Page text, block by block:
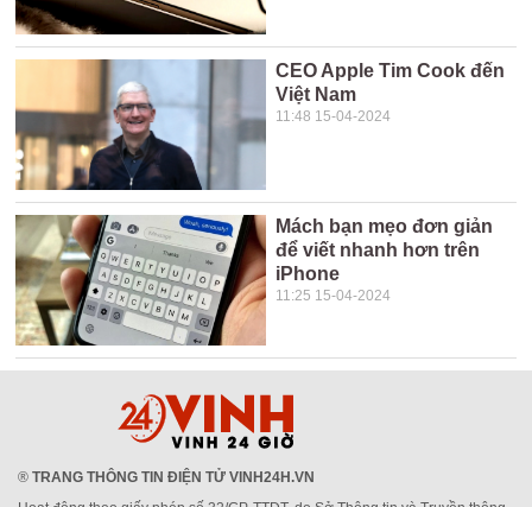
CEO Apple Tim Cook đến
Việt Nam
11:48 15-04-2024
Mách bạn mẹo đơn giản
để viết nhanh hơn trên
iPhone
11:25 15-04-2024
® TRANG THÔNG TIN ĐIỆN TỬ VINH24H.VN